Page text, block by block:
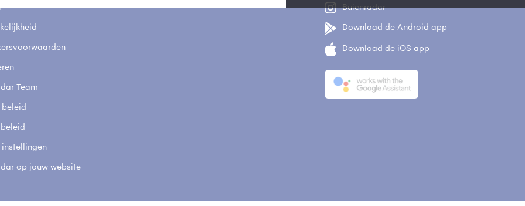
Team
beleid
instellingen
op jouw website
Buienradar
Download de Android app
Download de iOS app